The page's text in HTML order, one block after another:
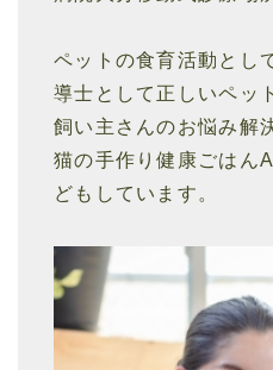
ペットの食育活動とし
導士として正しいペッ
飼い主さんのお悩み解
猫の手作り健康ごはん
どもしています。